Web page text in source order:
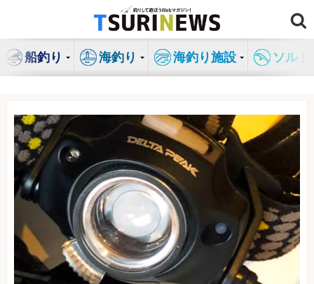
ン
船釣り 海釣り 海釣り施設 ソル